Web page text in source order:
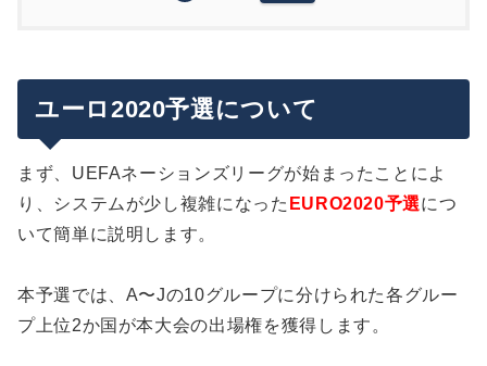
追記：ユーロ2020本大会出場国
11/16(土)
第10節
11/17(日)
11/18(月)
11/19(火)
予選突破の懸かる注目試合！強豪国の突破条件
は？
グループA：イングランド(15)、チェコ(12)、
グループB：ポルトガル(11)、セルビア(10)
グループC：オランダ(15)、ドイツ(15)、北ア
プレーオフの振り分けはどうなる？公式サイトでシ
ミュレーションしてみた
ユーロ2020予選の放送は？今週もUEFA.tvで全試
合ライブ中継！
EURO2020本大会の組み合わせ抽選会もUEFA.tv
ユーロ2020予選について
まず、UEFAネーションズリーグが始まったことによ
り、システムが少し複雑になった EURO2020予選につ
いて簡単に説明します。
本予選では、A〜Jの10グループに分けられた各グルー
プ上位2か国が本大会の出場権を獲得します。